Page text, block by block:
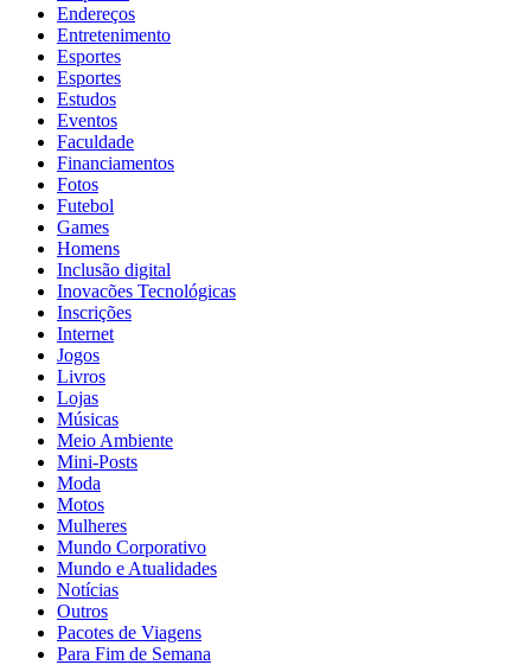
Endereços
Entretenimento
Esportes
Esportes
Estudos
Eventos
Faculdade
Financiamentos
Fotos
Futebol
Games
Homens
Inclusão digital
Inovacões Tecnológicas
Inscrições
Internet
Jogos
Livros
Lojas
Músicas
Meio Ambiente
Mini-Posts
Moda
Motos
Mulheres
Mundo Corporativo
Mundo e Atualidades
Notícias
Outros
Pacotes de Viagens
Para Fim de Semana